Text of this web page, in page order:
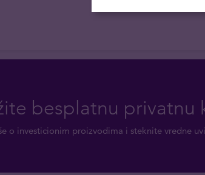
besplatnu privatnu
o investicionim proizvodima i steknite vredne